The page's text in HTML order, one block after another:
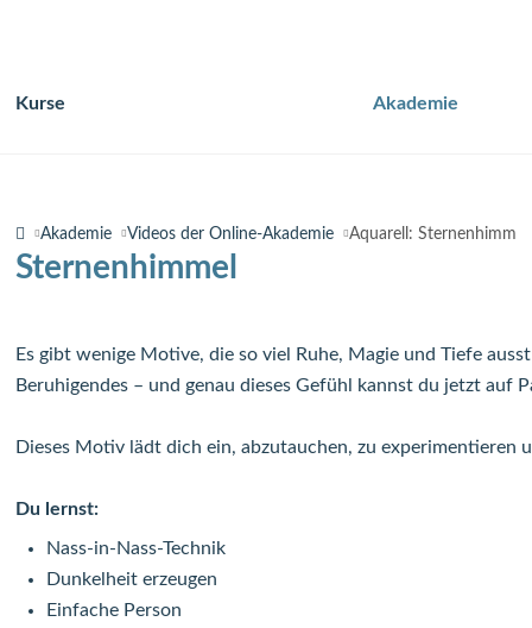
Navigation
Kurse Akademie
Akademie Videos der Online-Akademie Aquarell: Sternenhimmel
Sternenhimmel
Es gibt wenige Motive, die so viel Ruhe, Magie und Tiefe
Beruhigendes – und genau dieses Gefühl kannst du jetzt auf
Dieses Motiv lädt dich ein, abzutauchen, zu experimentieren
Du lernst:
Nass-in-Nass-Technik
Dunkelheit erzeugen
Einfache Person